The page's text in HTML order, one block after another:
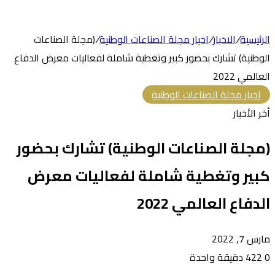
الرئيسية/الاخبار/اخبار مجلة الصناعات الوطنية/(مجلة الصناعات
الوطنية) تشارك بحضور كبير وتغطية شاملة لفعاليات معرض الدفاع
العالمي 2022
اخبار مجلة الصناعات الوطنية
أخر الأخبار
(مجلة الصناعات الوطنية) تشارك بحضور
كبير وتغطية شاملة لفعاليات معرض
الدفاع العالمي 2022
مارس 7, 2022
0
دقيقة واحدة